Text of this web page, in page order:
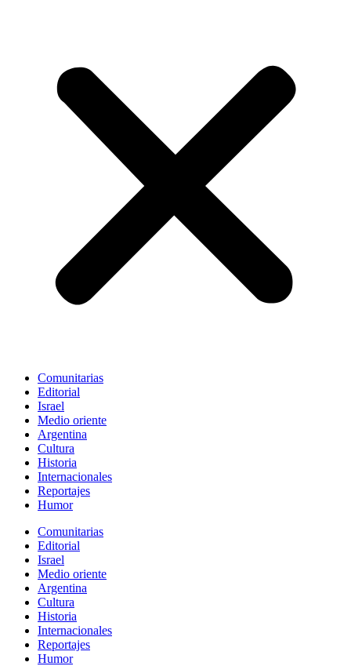
Comunitarias
Editorial
Israel
Medio oriente
Argentina
Cultura
Historia
Internacionales
Reportajes
Humor
Comunitarias
Editorial
Israel
Medio oriente
Argentina
Cultura
Historia
Internacionales
Reportajes
Humor